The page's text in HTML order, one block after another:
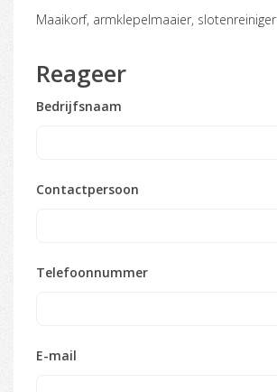
maaikorf, armklepelmaaier, slotenreiniger
Reageer
Bedrijfsnaam
Contactpersoon
Telefoonnummer
E-mail